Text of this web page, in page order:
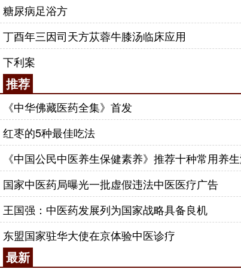
糖尿病足浴方
丁酉年三因司天方苁蓉牛膝汤临床应用
下利案
推荐
《中华佛藏医药全集》首发
红枣的5种最佳吃法
《中国公民中医养生保健素养》推荐十种常用养
国家中医药局曝光一批虚假违法中医医疗广告
王国强：中医药发展列为国家战略具备良机
东盟国家驻华大使在京体验中医诊疗
最新